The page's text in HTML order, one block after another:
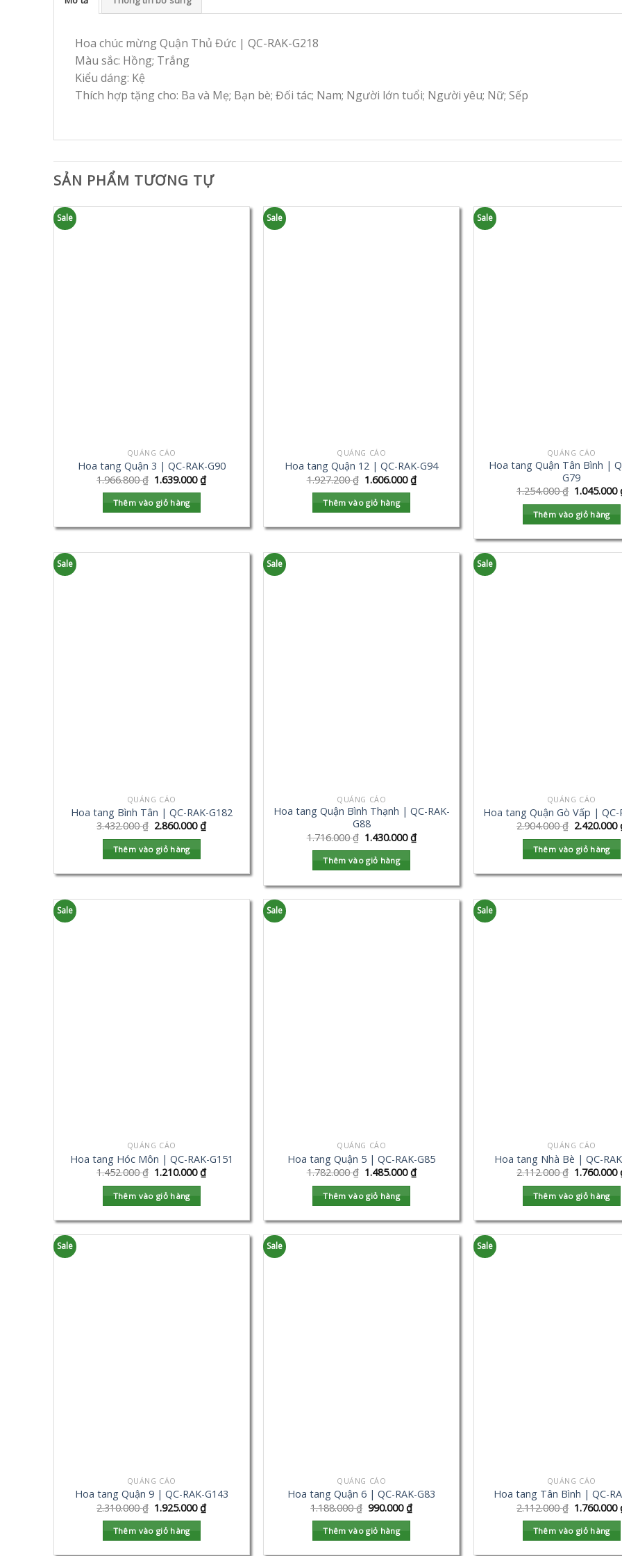
Hoa chúc mừng Quận Thủ Đức | QC-RAK-G218
Màu sắc: Hồng; Trắng
Kiểu dáng: Kệ
Thích hợp tặng cho: Ba và Mẹ; Bạn bè; Đối tác; Nam; Người lớn tuổi; Người yêu; Nữ; Sếp
SẢN PHẨM TƯƠNG TỰ
Sale
QUẢNG CÁO
Hoa tang Quận 3 | QC-RAK-G90
1.966.800₫ 1.639.000₫
Thêm vào giỏ hàng
Sale
QUẢNG CÁO
Hoa tang Quận 12 | QC-RAK-G94
1.927.200₫ 1.606.000₫
Thêm vào giỏ hàng
Sale
QUẢNG CÁO
Hoa tang Quận Tân Bình |
G79
1.254.000₫ 1.045.000
Thêm vào giỏ hàng
Sale
QUẢNG CÁO
Hoa tang Bình Tân | QC-RAK-G182
3.432.000₫ 2.860.000₫
Thêm vào giỏ hàng
Sale
QUẢNG CÁO
Hoa tang Quận Bình Thạnh | QC-RAK-
G88
1.716.000₫ 1.430.000₫
Thêm vào giỏ hàng
Sale
QUẢNG CÁO
Hoa tang Quận Gò Vấp | QC-
2.904.000₫ 2.420.000
Thêm vào giỏ hàng
Sale
QUẢNG CÁO
Hoa tang Hóc Môn | QC-RAK-G151
1.452.000₫ 1.210.000₫
Thêm vào giỏ hàng
Sale
QUẢNG CÁO
Hoa tang Quận 5 | QC-RAK-G85
1.782.000₫ 1.485.000₫
Thêm vào giỏ hàng
Sale
QUẢNG CÁO
Hoa tang Nhà Bè | QC-
2.112.000₫ 1.760.000
Thêm vào giỏ hàng
Sale
QUẢNG CÁO
Hoa tang Quận 9 | QC-RAK-G143
2.310.000₫ 1.925.000₫
Thêm vào giỏ hàng
Sale
QUẢNG CÁO
Hoa tang Quận 6 | QC-RAK-G83
1.188.000₫ 990.000₫
Thêm vào giỏ hàng
Sale
QUẢNG CÁO
Hoa tang Tân Bình | QC-
2.112.000₫ 1.760.000
Thêm vào giỏ hàng